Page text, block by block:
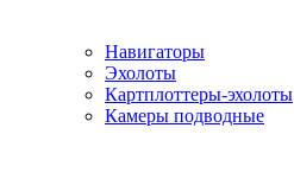
Навигаторы
Эхолоты
Картплоттеры-эхолоты
Камеры подводные